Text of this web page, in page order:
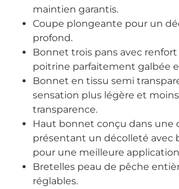
maintien garantis.
Coupe plongeante pour un
profond.
Bonnet trois pans avec
poitrine parfaitement galbée
Bonnet en tissu semi
sensation plus légère et
transparence.
Haut bonnet conçu dans une
présentant un décolleté avec
pour une meilleure
Bretelles peau de pêche
réglables.